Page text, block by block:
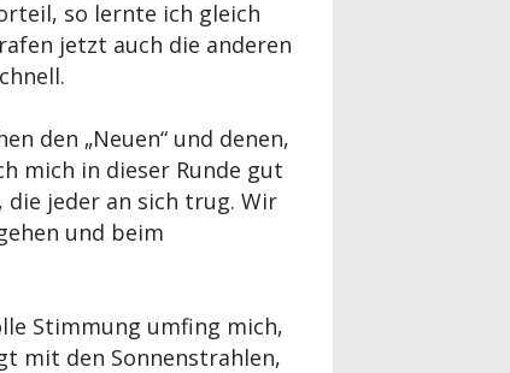
so lernte ich gleich
jetzt auch die anderen
den „Neuen“ und denen,
mich in dieser Runde gut
jeder an sich trug. Wir
und beim
Stimmung umfing mich,
mit den Sonnenstrahlen,